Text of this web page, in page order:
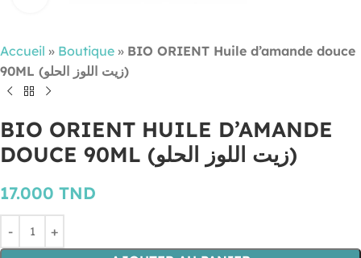
Accueil » Boutique » BIO ORIENT Huile d’amande douce
90ML (زيت اللوز الحلو)
BIO ORIENT HUILE D’AMANDE
DOUCE 90ML (زيت اللوز الحلو)
17.000 TND